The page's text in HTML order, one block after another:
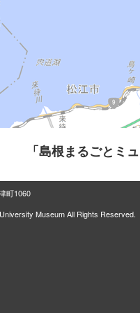
「島根まるごとミ
町1060
Museum All Rights Reserved.